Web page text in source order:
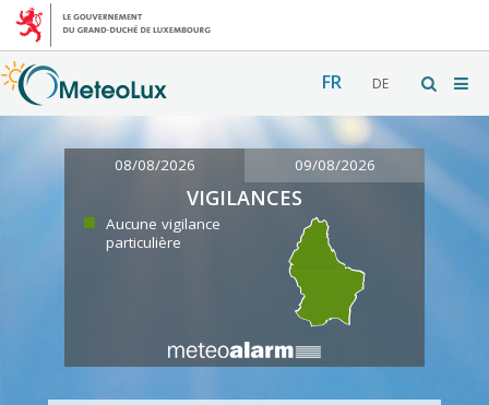
FR DE
08/08/2026 09/08/2026
VIGILANCES
Aucune vigilance
particulière